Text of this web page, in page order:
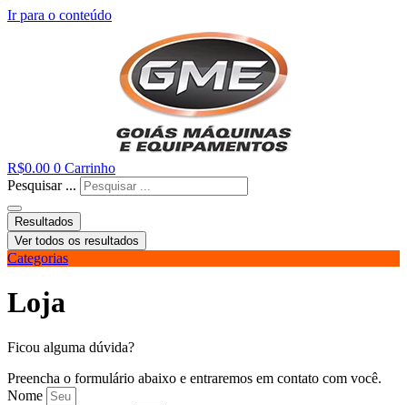
Ir para o conteúdo
R$0.00 0 Carrinho
Pesquisar ...
Resultados
Ver todos os resultados
Categorias
Loja
Ficou alguma dúvida?
Preencha o formulário abaixo e entraremos em contato com você.
Nome